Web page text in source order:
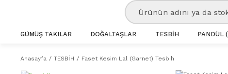
GÜMÜŞ TAKILAR DOĞALTAŞLAR TESBİH PANDÜL
Anasayfa TESBİH Faset Kesim Lal (Garnet) Tesbih